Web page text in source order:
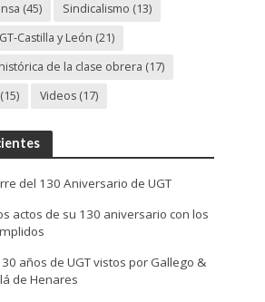
(45) Sindicalismo (13)
Castilla y León (21)
de la clase obrera (17)
(15) Videos(17)
del 130 Aniversario de UGT
actos de su 130 aniversario con los
años de UGT vistos por Gallego &
de Henares